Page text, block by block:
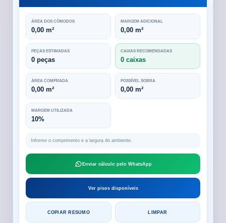
ÁREA DOS CÔMODOS
0,00 m²
MARGEM ADICIONAL
0,00 m²
PEÇAS ESTIMADAS
0 peças
CAIXAS RECOMENDADAS
0 caixas
ÁREA COMPRADA
0,00 m²
POSSÍVEL SOBRA
0,00 m²
MARGEM UTILIZADA
10%
Informe o comprimento e a largura do ambiente.
Enviar cálculo pelo WhatsApp
Ver pisos disponíveis
COPIAR RESUMO LIMPAR